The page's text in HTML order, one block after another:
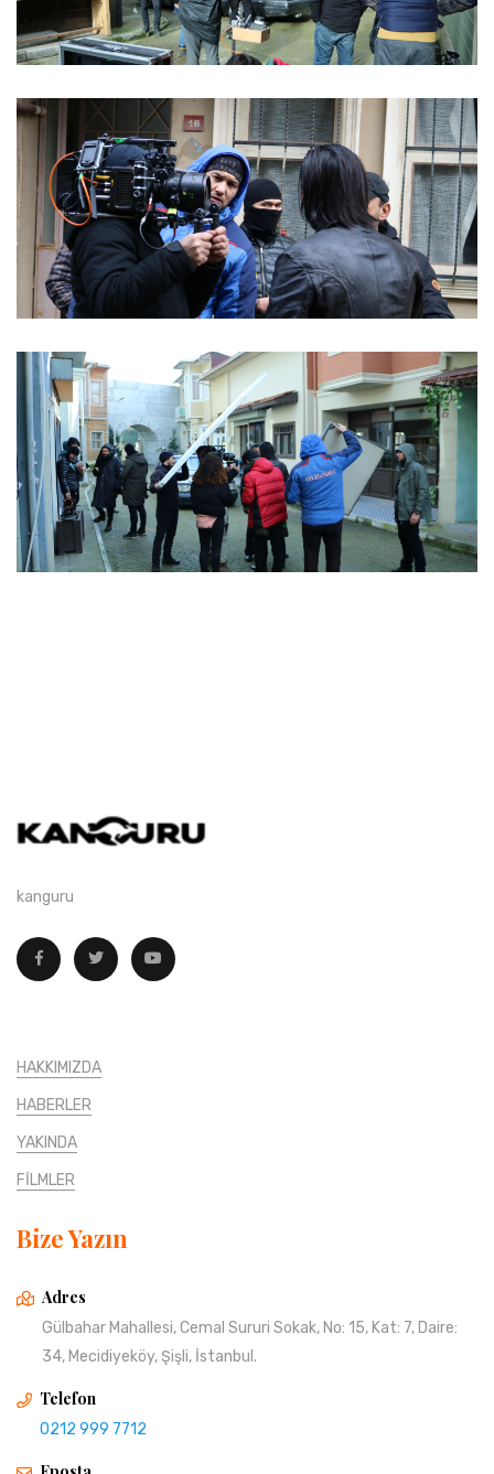
kanguru
HAKKIMIZDA
HABERLER
YAKINDA
FİLMLER
Bize Yazın
Adres
Gülbahar Mahallesi, Cemal Sururi Sokak, No: 15, Kat: 7, Daire:
34, Mecidiyeköy, Şişli, İstanbul.
Telefon
0212 999 7712